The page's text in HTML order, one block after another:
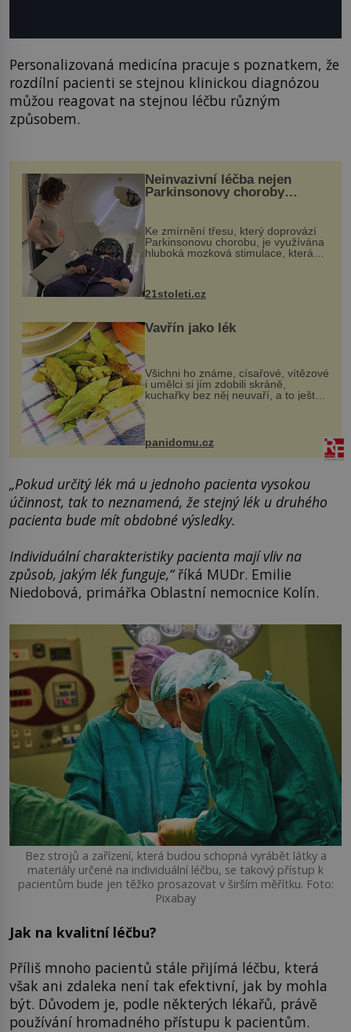
Personalizovaná medicína pracuje s poznatkem, že
rozdílní pacienti se stejnou klinickou diagnózou
můžou reagovat na stejnou léčbu různým
způsobem.
Neinvazivní léčba nejen
Parkinsonovy choroby
Ke zmírnění třesu, který doprovází
Parkinsonovu chorobu, je využívána
hluboká mozková stimulace, která
však vyžaduje vysoce invazivní
zákrok. Ultrazvuk zase není vhodný
k dostatečně přesnému zacílení ...
21stoleti.cz
Vavřín jako lék
Všichni ho známe, císařové, vítězové
i umělci si jím zdobili skráně,
kuchařky bez něj neuvaří, a to ještě
nevíte, že bobkový list může výrazně
zmírnit některé naše neduhy.
Obsahuje v malém množství ně...
panidomu.cz
„Pokud určitý lék má u jednoho pacienta vysokou
účinnost, tak to neznamená, že stejný lék u druhého
pacienta bude mít obdobné výsledky.
Individuální charakteristiky pacienta mají vliv na
způsob, jakým lék funguje,“říká MUDr. Emilie
Niedobová, primářka Oblastní nemocnice Kolín.
Bez strojů a zařízení, která budou schopná vyrábět látky a
materiály určené na individuální léčbu, se takový přístup k
pacientům bude jen těžko prosazovat v širším měřítku. Foto:
Pixabay
Jak na kvalitní léčbu?
Příliš mnoho pacientů stále přijímá léčbu, která
však ani zdaleka není tak efektivní, jak by mohla
být. Důvodem je, podle některých lékařů, právě
používání hromadného přístupu k pacientům.